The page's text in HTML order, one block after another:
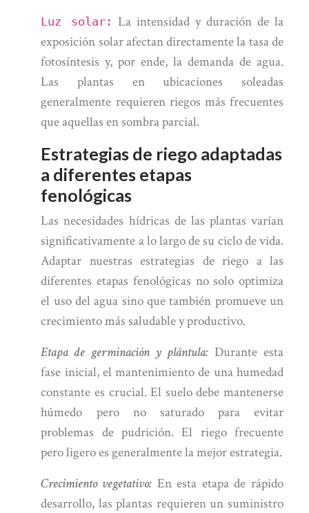
Luz solar:
La intensidad y duración de la
exposición solar afectan directamente la tasa de
fotosíntesis y, por ende, la demanda de agua.
Las plantas en ubicaciones soleadas
generalmente requieren riegos más frecuentes
que aquellas en sombra parcial.
Estrategias de riego adaptadas
a diferentes etapas
fenológicas
Las necesidades hídricas de las plantas varían
significativamente a lo largo de su ciclo de vida.
Adaptar nuestras estrategias de riego a las
diferentes etapas fenológicas no solo optimiza
el uso del agua sino que también promueve un
crecimiento más saludable y productivo.
Etapa de germinación y plántula:Durante esta
fase inicial, el mantenimiento de una humedad
constante es crucial. El suelo debe mantenerse
húmedo pero no saturado para evitar
problemas de pudrición. El riego frecuente
pero ligero es generalmente la mejor estrategia.
Crecimiento vegetativo: En esta etapa de rápido
desarrollo, las plantas requieren un suministro